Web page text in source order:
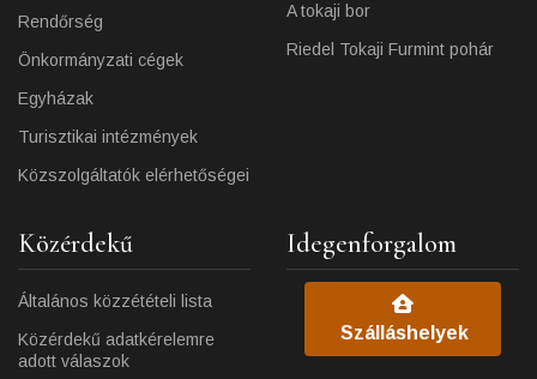
Rendőrség
Önkormányzati cégek
Egyházak
Turisztikai intézmények
Közszolgáltatók elérhetőségei
A tokaji bor
Riedel Tokaji Furmint pohár
Közérdekű
Általános közzétételi lista
Közérdekű adatkérelemre
adott válaszok
Idegenforgalom
Szálláshelyek